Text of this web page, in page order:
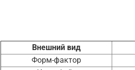
Внешний вид
Форм-фактор